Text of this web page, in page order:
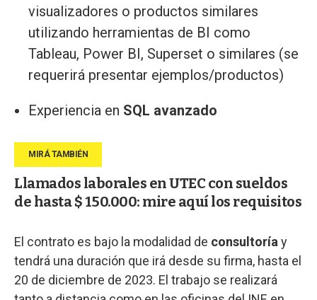
visualizadores o productos similares
utilizando herramientas de BI como
Tableau, Power BI, Superset o similares (se
requerirá presentar ejemplos/productos)
Experiencia en SQL avanzado
Llamados laborales en UTEC con sueldos
de hasta $ 150.000: mire aquí los requisitos
El contrato es bajo la modalidad de consultoría y
tendrá una duración que irá desde su firma, hasta el
20 de diciembre de 2023. El trabajo se realizará